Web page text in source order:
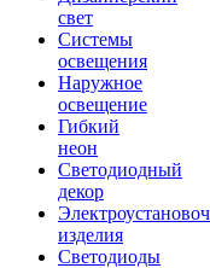
свет
Системы
освещения
Наружное
освещение
Гибкий
неон
Светодиодный
декор
изделия
Светодиоды